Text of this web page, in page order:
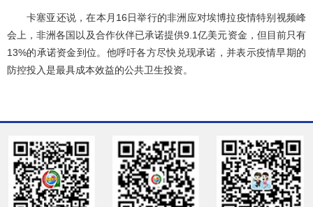
卡塞亚还说，在本月16日举行的非洲应对埃博拉疫情特别视频峰
会上，非洲各国以及合作伙伴已承诺提供9.1亿美元资金，但目前只有
13%的承诺资金到位。他呼吁各方尽快兑现承诺，并表示疫情早期的
防控投入是最具成本效益的公共卫生投资。